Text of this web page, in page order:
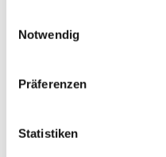
Notwendig
Präferenzen
Statistiken